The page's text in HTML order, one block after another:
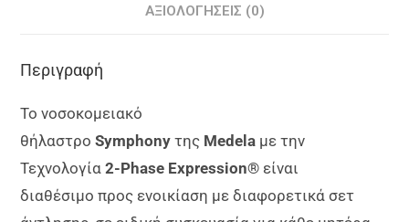
ΑΞΙΟΛΟΓΉΣΕΙΣ (0)
Περιγραφή
Το νοσοκομειακό
θήλαστροSymphony της Medela με την
Τεχνολογία2-Phase Expression®είναι
διαθέσιμο προς ενοικίαση με διαφορετικά σετ